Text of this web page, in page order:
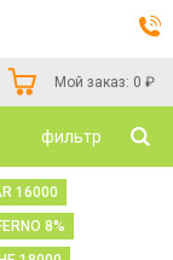
Мой заказ: 0 ₽
фильтр
16000
8%